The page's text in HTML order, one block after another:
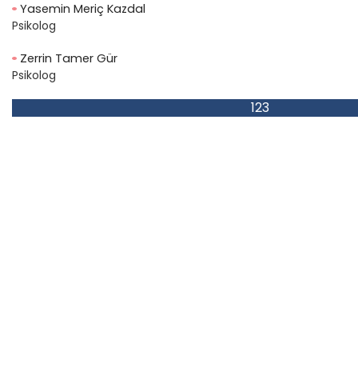
Yasemin Meriç Kazdal
Psikolog
Zerrin Tamer Gür
Psikolog
123